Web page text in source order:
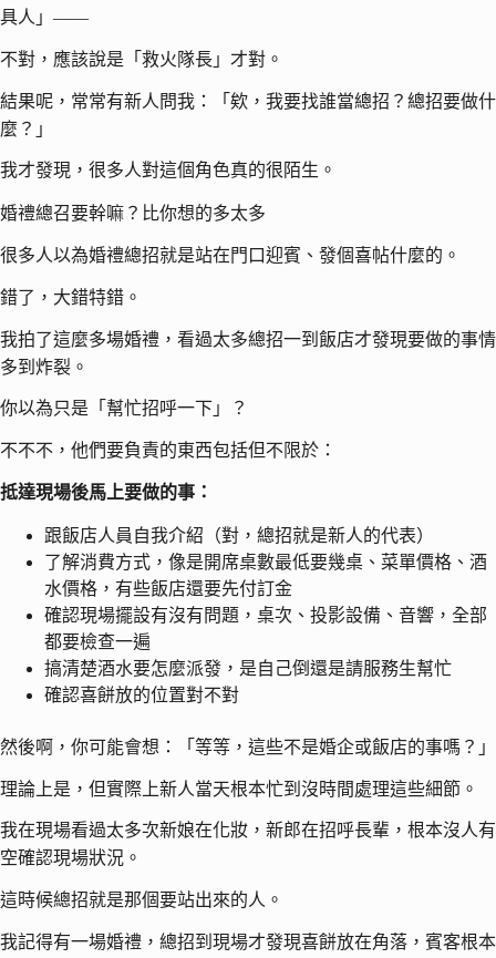
具人」——
不對，應該說是「救火隊長」才對。
結果呢，常常有新人問我：「欸，我要找誰當總招？總招要做什
麼？」
我才發現，很多人對這個角色真的很陌生。
婚禮總召要幹嘛？比你想的多太多
很多人以為婚禮總招就是站在門口迎賓、發個喜帖什麼的。
錯了，大錯特錯。
我拍了這麼多場婚禮，看過太多總招一到飯店才發現要做的事情
多到炸裂。
你以為只是「幫忙招呼一下」？
不不不，他們要負責的東西包括但不限於：
抵達現場後馬上要做的事：
跟飯店人員自我介紹（對，總招就是新人的代表）
了解消費方式，像是開席桌數最低要幾桌、菜單價格、酒
水價格，有些飯店還要先付訂金
確認現場擺設有沒有問題，桌次、投影設備、音響，全部
都要檢查一遍
搞清楚酒水要怎麼派發，是自己倒還是請服務生幫忙
確認喜餅放的位置對不對
然後啊，你可能會想：「等等，這些不是婚企或飯店的事嗎？」
理論上是，但實際上新人當天根本忙到沒時間處理這些細節。
我在現場看過太多次新娘在化妝，新郎在招呼長輩，根本沒人有
空確認現場狀況。
這時候總招就是那個要站出來的人。
我記得有一場婚禮，總招到現場才發現喜餅放在角落，賓客根本